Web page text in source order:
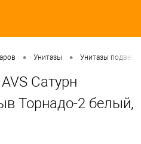
• Унитазы • Унитазы
Сатурн
Торнадо-2 белый,